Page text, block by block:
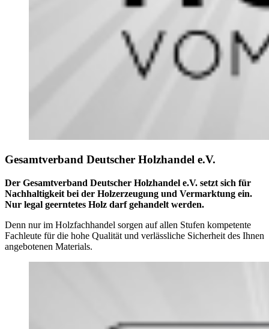
Gesamtverband Deutscher Holzhandel e.V.
Der Gesamtverband Deutscher Holzhandel e.V. setzt sich für
Nachhaltigkeit bei der Holzerzeugung und Vermarktung ein.
Nur legal geerntetes Holz darf gehandelt werden.
Denn nur im Holzfachhandel sorgen auf allen Stufen kompetente
Fachleute für die hohe Qualität und verlässliche Sicherheit des Ihnen
angebotenen Materials.